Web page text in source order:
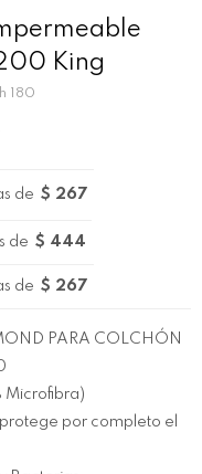
King
180
de $ 267
de $ 444
de $ 267
PARA COLCHÓN
Microfibra)
por completo el